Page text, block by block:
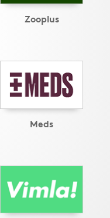
Zooplus
Meds